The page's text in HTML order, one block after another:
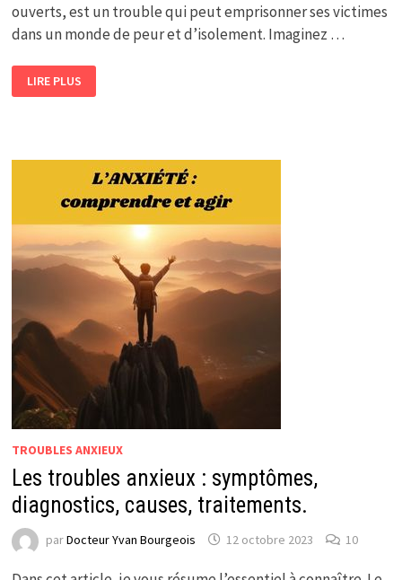
ouverts, est un trouble qui peut emprisonner ses victimes
dans un monde de peur et d’isolement. Imaginez …
QUELS
SONT
LES
LIRE PLUS
TROUBLES ANXIEUX
Les troubles anxieux : symptômes,
diagnostics, causes, traitements.
parDocteur Yvan Bourgeois 12 octobre 2023 10